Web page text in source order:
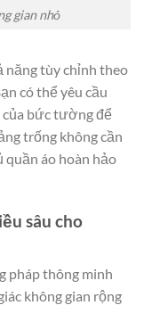
gian nhỏ
năng tùy chỉnh theo
có thể yêu cầu
bức tường để
trống không cần
quần áo hoàn hảo
sâu cho
pháp thông minh
không gian rộng